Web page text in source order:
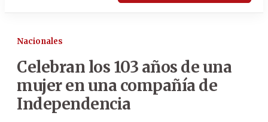
Nacionales
Celebran los 103 años de una
mujer en una compañía de
Independencia